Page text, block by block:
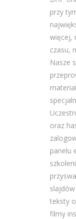
przy
więcej,
czasu,
Nasze
oraz
panelu
teksty
filmy